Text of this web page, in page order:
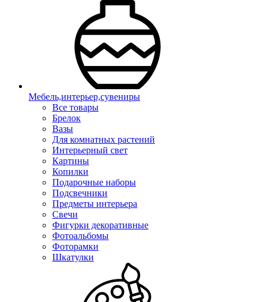
Мебель,интерьер,сувениры
Все товары
Брелок
Вазы
Для комнатных растений
Интерьерный свет
Картины
Копилки
Подарочные наборы
Подсвечники
Предметы интерьера
Свечи
Фигурки декоративные
Фотоальбомы
Фоторамки
Шкатулки